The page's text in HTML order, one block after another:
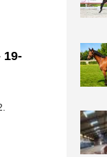
19-